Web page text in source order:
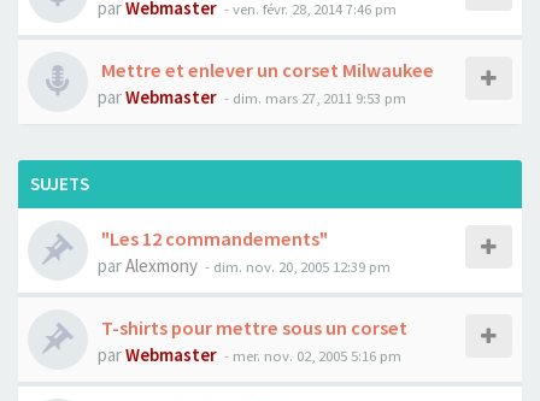
parWebmaster - ven. févr. 28, 2014 7:46 pm
Mettre et enlever un corset Milwaukee
parWebmaster - dim. mars 27, 2011 9:53 pm
SUJETS
"Les 12 commandements"
parAlexmony - dim. nov. 20, 2005 12:39 pm
T-shirts pour mettre sous un corset
parWebmaster - mer. nov. 02, 2005 5:16 pm